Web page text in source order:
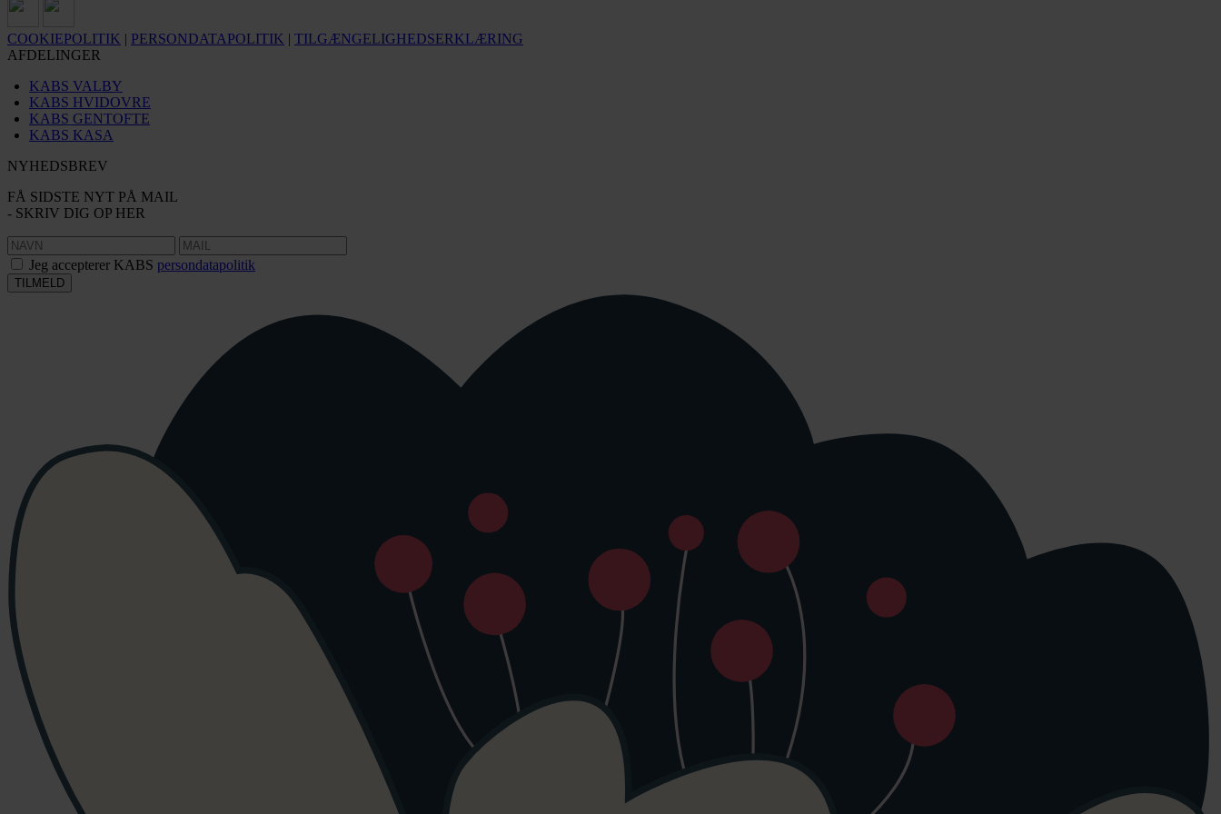
COOKIEPOLITIK | PERSONDATAPOLITIK | TILGÆNGELIGHEDSERKLÆRING
AFDELINGER
KABS VALBY
KABS HVIDOVRE
KABS GENTOFTE
KABS KASA
NYHEDSBREV
FÅ SIDSTE NYT PÅ MAIL
- SKRIV DIG OP HER
Jeg accepterer KABS persondatapolitik